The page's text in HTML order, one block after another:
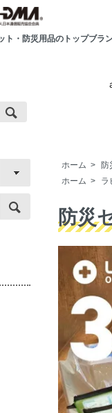
ト・防災用品のトップブラ
ホーム > 防
ホーム > ラ
防災